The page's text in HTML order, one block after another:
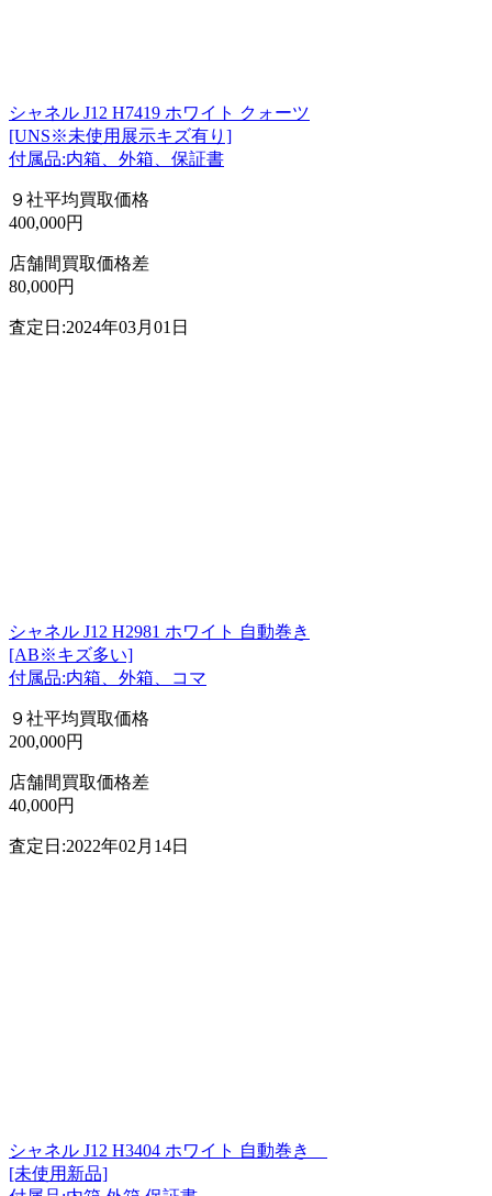
シャネル J12 H7419 ホワイト クォーツ
[UNS※未使用展示キズ有り]
付属品:内箱、外箱、保証書
９社平均買取価格
400,000円
店舗間買取価格差
80,000円
査定日:2024年03月01日
シャネル J12 H2981 ホワイト 自動巻き
[AB※キズ多い]
付属品:内箱、外箱、コマ
９社平均買取価格
200,000円
店舗間買取価格差
40,000円
査定日:2022年02月14日
シャネル J12 H3404 ホワイト 自動巻き
[未使用新品]